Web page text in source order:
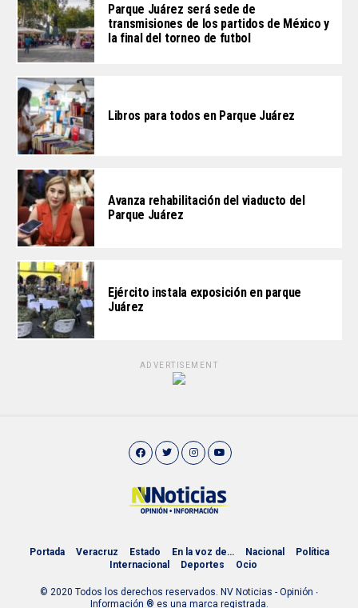
Parque Juárez será sede de
transmisiones de los partidos de México y
la final del torneo de futbol
Libros para todos en Parque Juárez
Avanza rehabilitación del viaducto del
Parque Juárez
Ejército instala exposición en parque
Juárez
ADVERTISEMENT
Portada Veracruz Estado En la voz de… Nacional
Política
Internacional
Deportes Ocio
© 2020 Todos los derechos reservados. NV Noticias - Opinión ∙
Información ® es una marca registrada.